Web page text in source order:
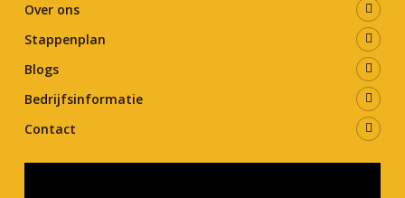
Over ons
Stappenplan
Blogs
Bedrijfsinformatie
Contact